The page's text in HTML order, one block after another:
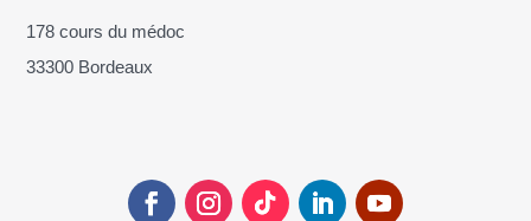
178 cours du médoc
33300 Bordeaux